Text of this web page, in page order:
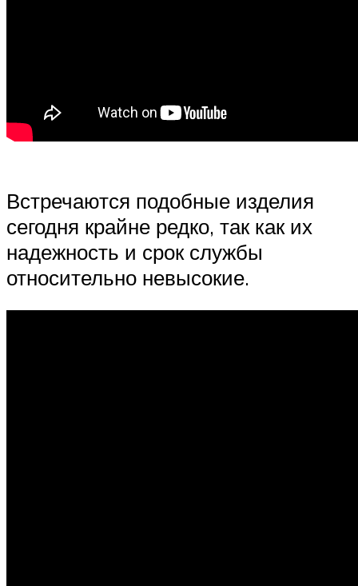
Встречаются подобные изделия
сегодня крайне редко, так как их
надежность и срок службы
относительно невысокие.